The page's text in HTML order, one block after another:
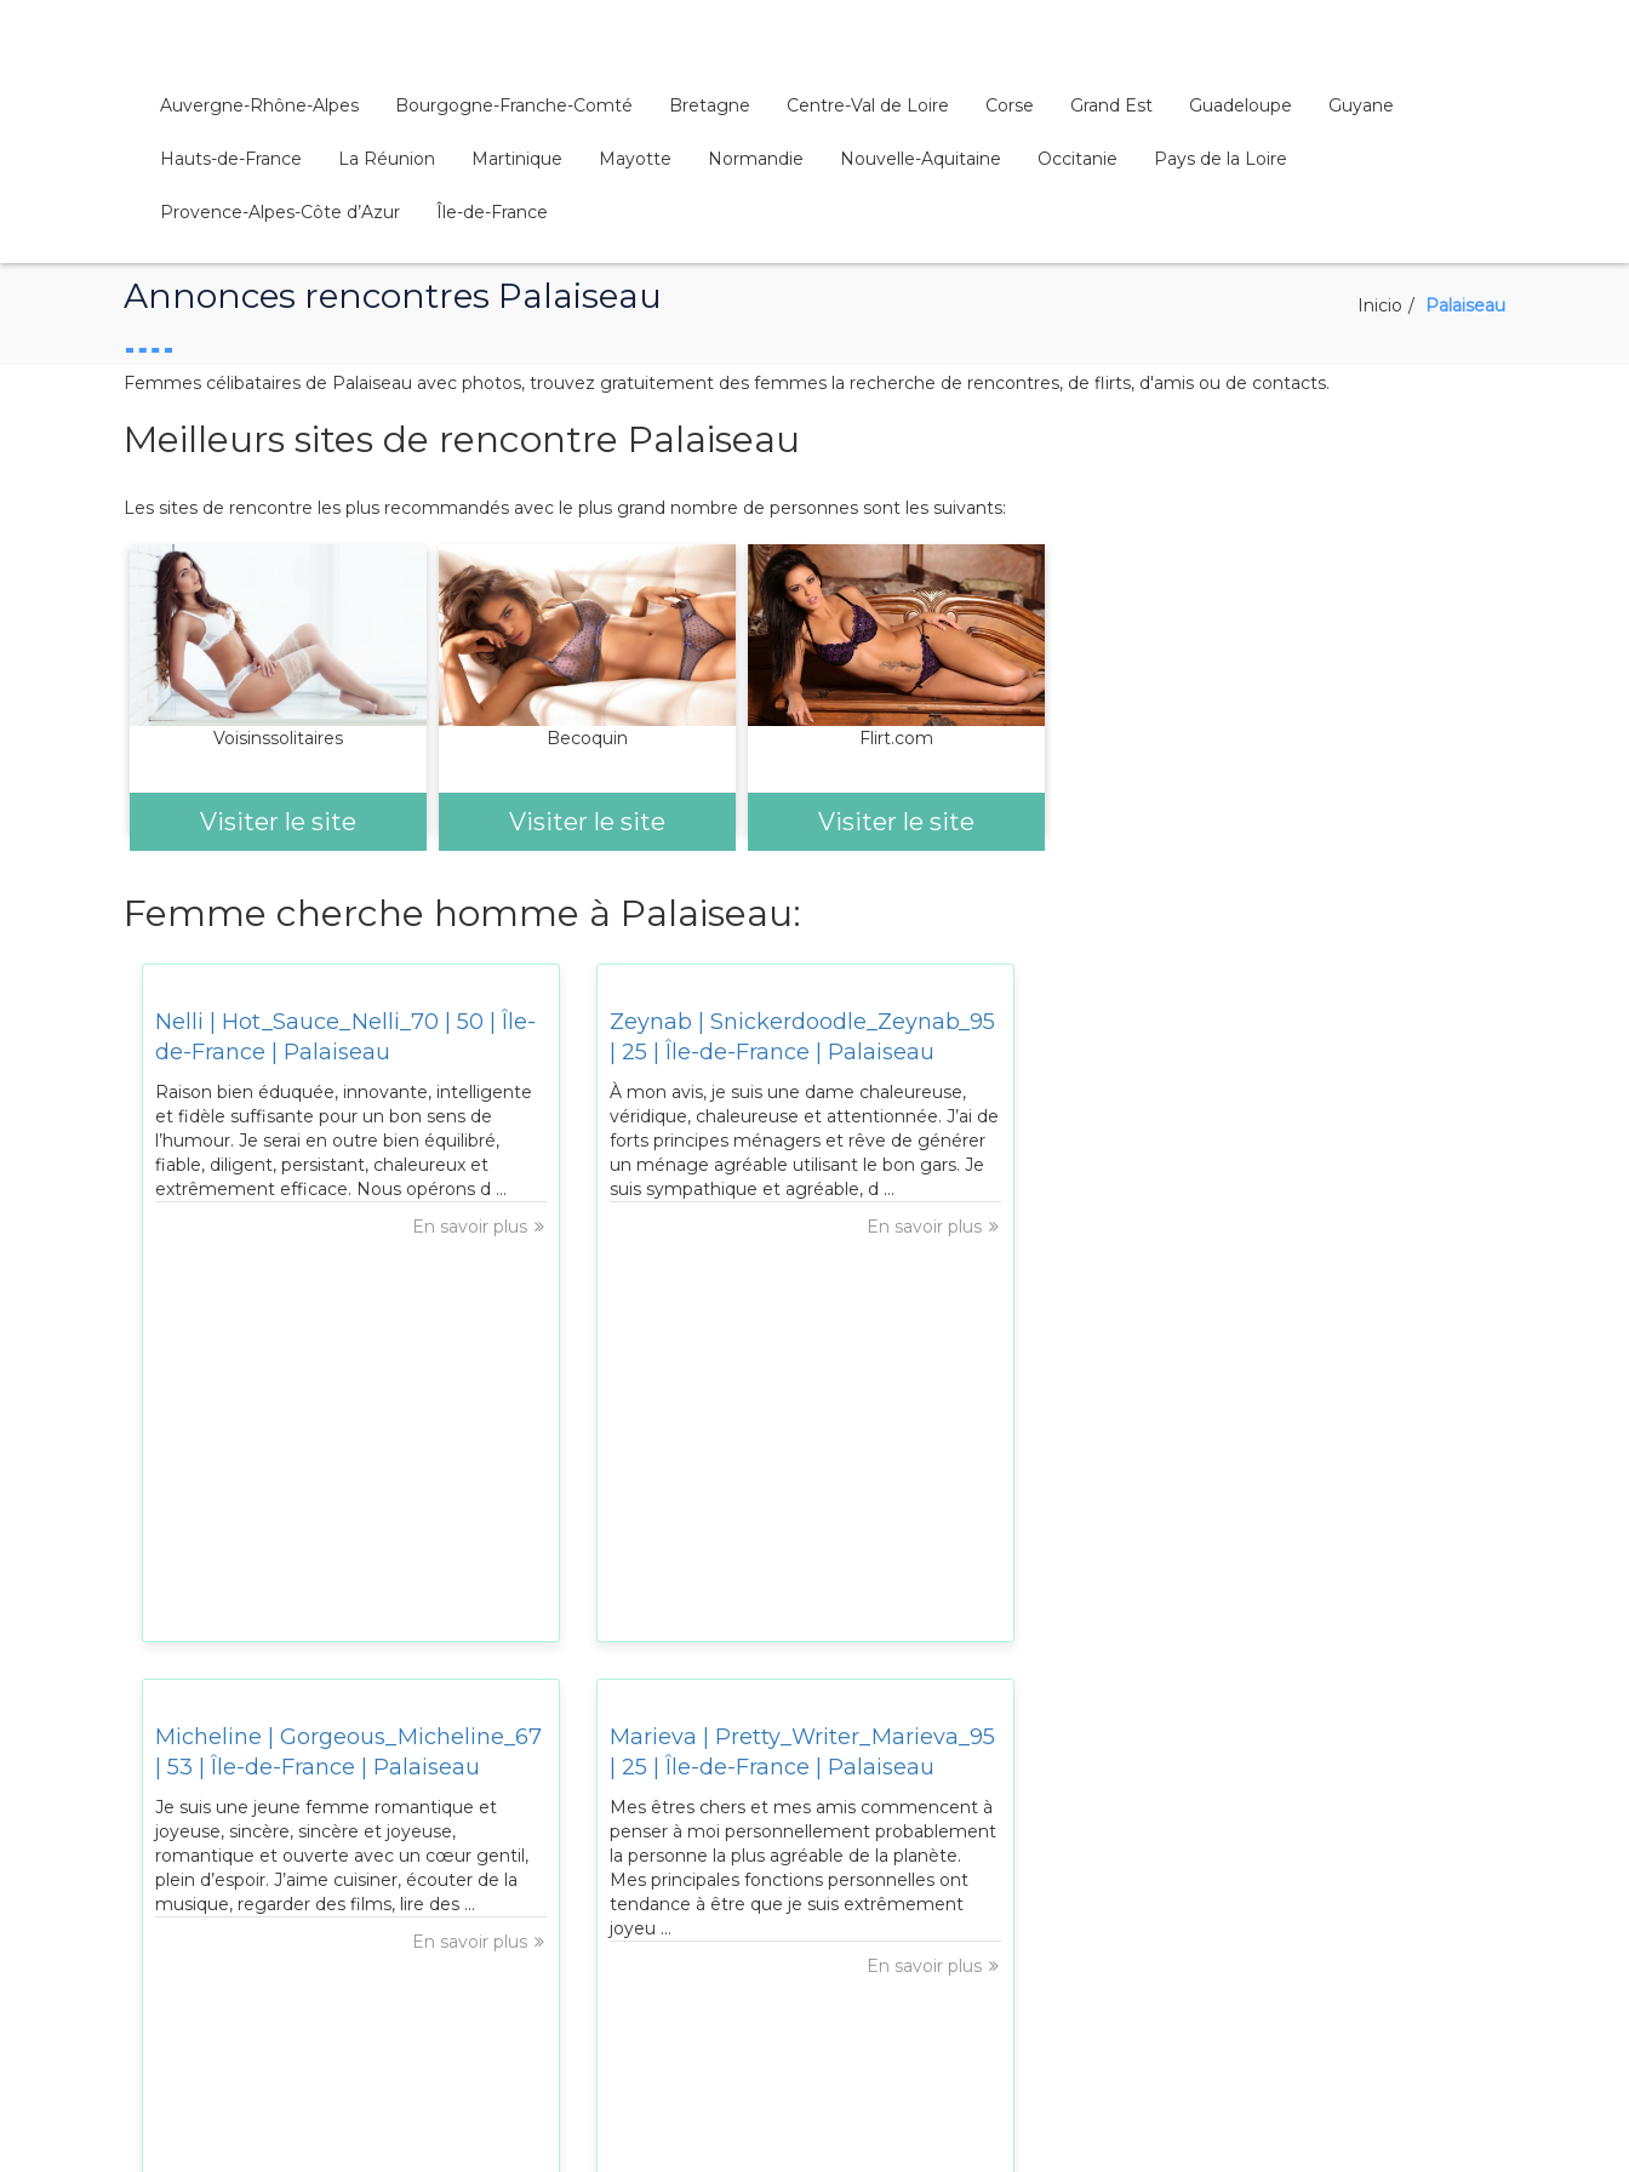
Auvergne-Rhône-Alpes Bourgogne-Franche-Comté Bretagne Centre-Val de Loire Corse Grand Est Guadeloupe Guyane
Hauts-de-France La Réunion Martinique Mayotte Normandie Nouvelle-Aquitaine Occitanie Pays de la Loire
Provence-Alpes-Côte d’Azur Île-de-France
Annonces rencontres Palaiseau Inicio Palaiseau
Femmes célibataires de Palaiseau avec photos, trouvez gratuitement des femmes la recherche de rencontres, de flirts, d'amis ou de contacts.
Meilleurs sites de rencontre Palaiseau
Les sites de rencontre les plus recommandés avec le plus grand nombre de personnes sont les suivants:
Voisinssolitaires
Visiter le site
Becoquin
Visiter le site
Flirt.com
Visiter le site
Femme cherche homme à Palaiseau:
Nelli | Hot_Sauce_Nelli_70 | 50 | Île-
de-France | Palaiseau
Raison bien éduquée, innovante, intelligente
et fidèle suffisante pour un bon sens de
l’humour. Je serai en outre bien équilibré,
fiable, diligent, persistant, chaleureux et
extrêmement efficace. Nous opérons d ...
En savoir plus
Zeynab | Snickerdoodle_Zeynab_95
| 25 | Île-de-France | Palaiseau
À mon avis, je suis une dame chaleureuse,
véridique, chaleureuse et attentionnée. J’ai de
forts principes ménagers et rêve de générer
un ménage agréable utilisant le bon gars. Je
suis sympathique et agréable, d ...
En savoir plus
Micheline | Gorgeous_Micheline_67
| 53 | Île-de-France | Palaiseau
Je suis une jeune femme romantique et
joyeuse, sincère, sincère et joyeuse,
romantique et ouverte avec un cœur gentil,
plein d’espoir. J’aime cuisiner, écouter de la
musique, regarder des films, lire des ...
En savoir plus
Marieva | Pretty_Writer_Marieva_95
| 25 | Île-de-France | Palaiseau
Mes êtres chers et mes amis commencent à
penser à moi personnellement probablement
la personne la plus agréable de la planète.
Mes principales fonctions personnelles ont
tendance à être que je suis extrêmement
joyeu ...
En savoir plus